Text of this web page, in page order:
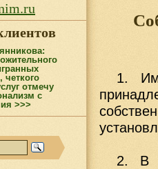
четкого
отмечу
с
>>>
1.
2. В